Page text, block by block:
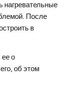
нагревательные
После
в
о
об этом